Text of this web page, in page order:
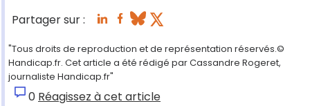
Partager sur :
"Tous droits de reproduction et de représentation réservés.©
Handicap.fr. Cet article a été rédigé par Cassandre Rogeret,
journaliste Handicap.fr"
0 Réagissez à cet article